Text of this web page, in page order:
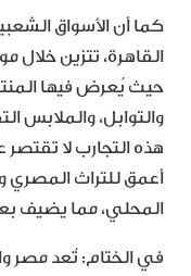
كما أن الأسواق
القاهرة، تتزين خلال
حيث يُعرض فيها
والتوابل، والملابس
هذه التجارب لا تقتصر
أعمق للتراث المصري
المحلي، مما يضيف
في الختام: تُعد مصر